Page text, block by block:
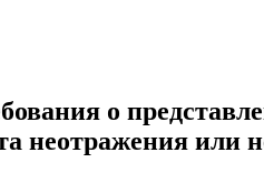
о
неотражения